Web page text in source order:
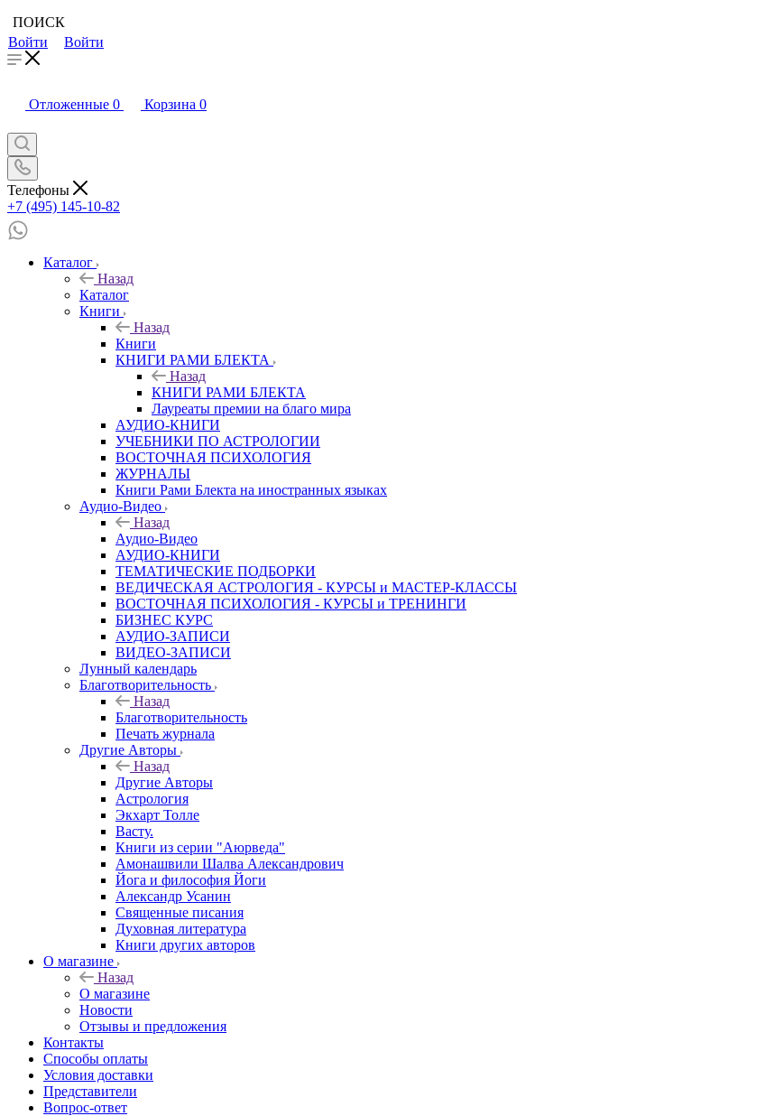
ПОИСК
Войти
Войти
Отложенные 0 Корзина 0
Телефоны
+7 (495) 145-10-82
Каталог
Назад
Каталог
Книги
Назад
Книги
КНИГИ РАМИ БЛЕКТА
Назад
КНИГИ РАМИ БЛЕКТА
Лауреаты премии на благо мира
АУДИО-КНИГИ
УЧЕБНИКИ ПО АСТРОЛОГИИ
ВОСТОЧНАЯ ПСИХОЛОГИЯ
ЖУРНАЛЫ
Книги Рами Блекта на иностранных языках
Аудио-Видео
Назад
Аудио-Видео
АУДИО-КНИГИ
ТЕМАТИЧЕСКИЕ ПОДБОРКИ
ВЕДИЧЕСКАЯ АСТРОЛОГИЯ - КУРСЫ и МАСТЕР-КЛАССЫ
ВОСТОЧНАЯ ПСИХОЛОГИЯ - КУРСЫ и ТРЕНИНГИ
БИЗНЕС КУРС
АУДИО-ЗАПИСИ
ВИДЕО-ЗАПИСИ
Лунный календарь
Благотворительность
Назад
Благотворительность
Печать журнала
Другие Aвторы
Назад
Другие Aвторы
Астрология
Экхарт Толле
Васту.
Книги из серии "Аюрведа"
Амонашвили Шалва Александрович
Йога и философия Йоги
Александр Усанин
Священные писания
Духовная литература
Книги других авторов
О магазине
Назад
О магазине
Новости
Отзывы и предложения
Контакты
Способы оплаты
Условия доставки
Представители
Вопрос-ответ